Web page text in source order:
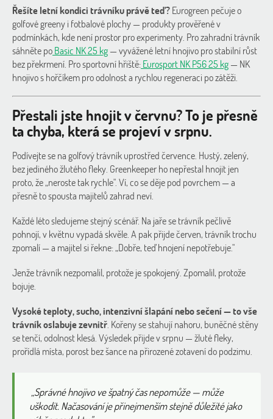
Řešíte letní kondici trávníku právě teď?Eurogreen pečuje o
golfové greeny i fotbalové plochy — produkty prověřené v
podmínkách, kde není prostor pro experimenty. Pro zahradní trávník
sáhněte poBasic NK 25 kg— vyvážené letní hnojivo pro stabilní růst
bez překrmení. Pro sportovní hřiště:Eurosport NK P56 25 kg— NK
hnojivo s hořčíkem pro odolnost a rychlou regeneraci po zátěži.
Přestali jste hnojit v červnu? To je přesně
ta chyba, která se projeví v srpnu.
Podívejte se na golfový trávník uprostřed července. Hustý, zelený,
bez jediného žlutého fleky. Greenkeeper ho nepřestal hnojit jen
proto, že „neroste tak rychle". Ví, co se děje pod povrchem — a
přesně to spousta majitelů zahrad neví.
Každé léto sledujeme stejný scénář. Na jaře se trávník pečlivě
pohnojí, v květnu vypadá skvěle. A pak přijde červen, trávník trochu
zpomalí — a majitel si řekne: „Dobře, teď hnojení nepotřebuje."
Jenže trávník nezpomalil, protože je spokojený. Zpomalil, protože
bojuje.
Vysoké teploty, sucho, intenzivní šlapání nebo sečení — to vše
trávník oslabuje zevnitř . Kořeny se stahují nahoru, buněčné stěny
se tenčí, odolnost klesá. Výsledek přijde v srpnu — žluté fleky,
prořídlá místa, porost bez šance na přirozené zotavení do podzimu.
„Správné hnojivo ve špatný čas nepomůže — může
uškodit. Načasování je přinejmenším stejně důležité jako